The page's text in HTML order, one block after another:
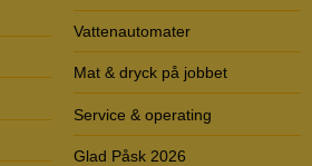
Vattenautomater
Mat & dryck på jobbet
Service & operating
Glad Påsk 2026